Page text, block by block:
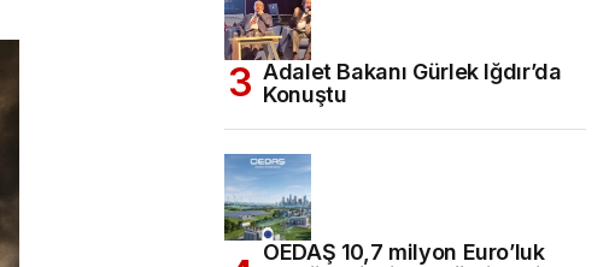
Adalet Bakanı Gürlek Iğdır’da
Konuştu
OEDAŞ 10,7 milyon Euro’luk